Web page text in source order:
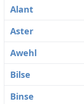
Alant
Aster
Awehl
Bilse
Binse